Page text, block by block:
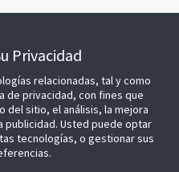
(CO)
Privacidad
relacionadas, tal y como
de privacidad, con fines que
del sitio, el análisis, la mejora
publicidad. Usted puede optar
tecnologías, o gestionar sus